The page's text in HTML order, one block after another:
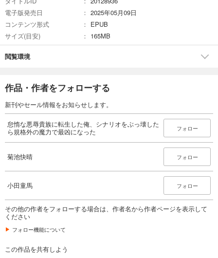
電子版発売日
2025年05月09日
コンテンツ形式
EPUB
サイズ(目安)
165MB
閲覧環境
作品・作者をフォローする
新刊やセール情報をお知らせします。
怠惰な悪辱貴族に転生した俺、シナリオをぶっ壊した
ら規格外の魔力で最凶になった
フォロー
菊池快晴 フォロー
小田童馬 フォロー
その他の作者をフォローする場合は、作者名から作者ページを表示して
ください
フォロー機能について
この作品を共有しよう